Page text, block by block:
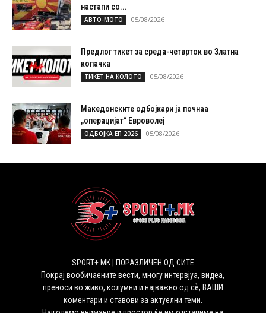
настапи со...
АВТО-МОТО 05/08/2026
Предлог тикет за среда-четврток во Златна
копачка
ТИКЕТ НА КОЛОТО 05/08/2026
Македонските одбојкари ја почнаа
„операцијат“ Евроволеј
ОДБОЈКА ЕП 2026 05/08/2026
SPORT+ MK | ПОРАЗЛИЧЕН ОД СИТЕ
Покрај вообичаените вести, многу интервјуа, видеа,
преноси во живо, колумни и најважно од сѐ, ВАШИ
коментари и ставови за актуелни теми.